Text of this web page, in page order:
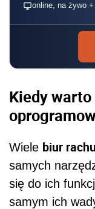
online, na żywo
Kiedy
Wiele biur
samych
się do ich
samym ich